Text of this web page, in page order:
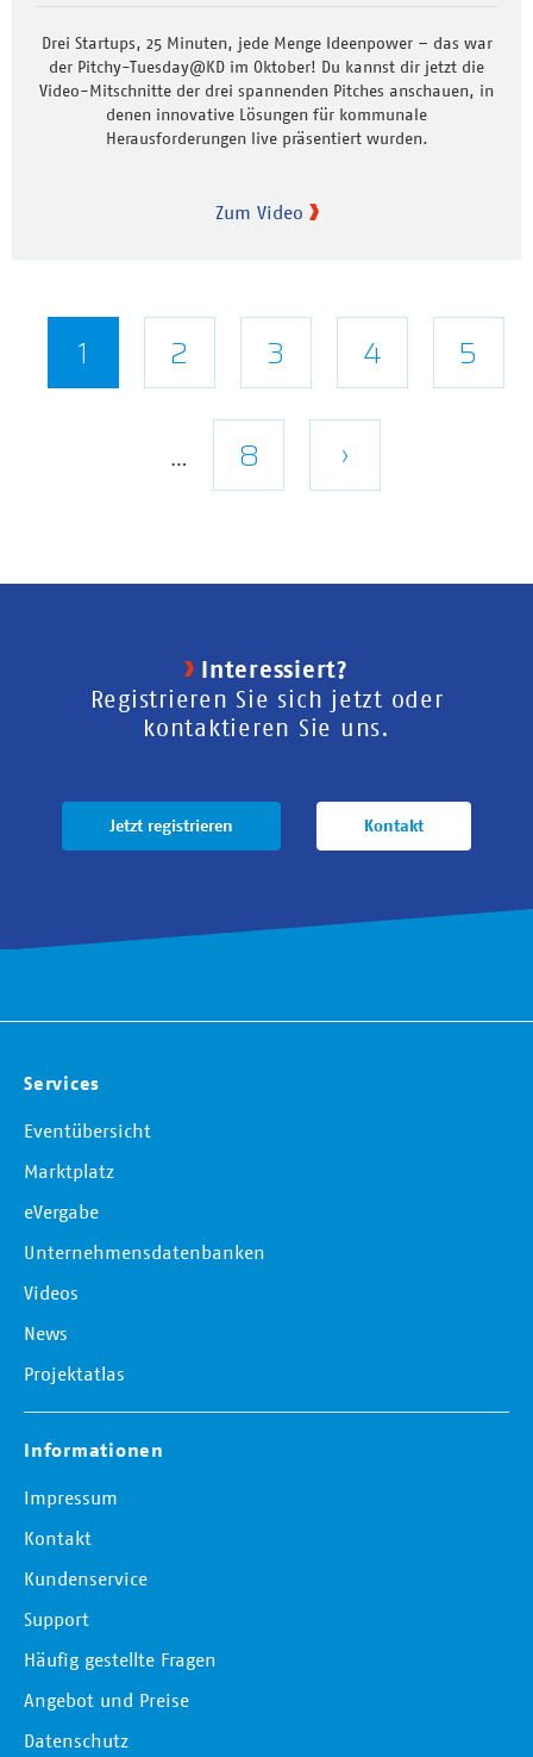
Drei Startups, 25 Minuten, jede Menge Ideenpower – das war
der Pitchy-Tuesday@KD im Oktober! Du kannst dir jetzt die
Video-Mitschnitte der drei spannenden Pitches anschauen, in
denen innovative Lösungen für kommunale
Herausforderungen live präsentiert wurden.
Zum Video
Seitennummerierung
Aktuelle
1 Seite
2 Seite
3 Seite
4 Seite
5
…
Letzte
8
Nächste
›
Interessiert?
Registrieren Sie sich jetzt oder
kontaktieren Sie uns.
Jetzt registrieren Kontakt
Services
Eventübersicht
Marktplatz
eVergabe
Unternehmensdatenbanken
Videos
News
Projektatlas
Informationen
Impressum
Kontakt
Kundenservice
Support
Häufig gestellte Fragen
Angebot und Preise
Datenschutz